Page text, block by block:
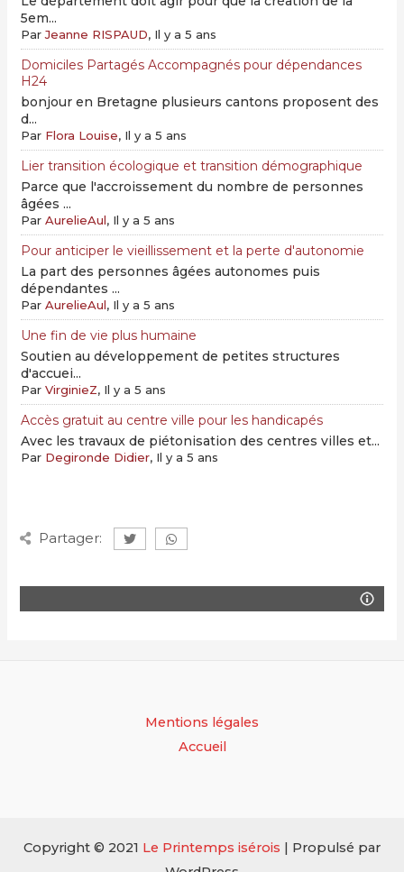
5em...
ParJeanne RISPAUD, Il y a 5 ans
Domiciles Partagés Accompagnés pour dépendances
H24
bonjour en Bretagne plusieurs cantons proposent des
d...
Par Flora Louise, Il y a 5 ans
Lier transition écologique et transition démographique
Parce que l'accroissement du nombre de personnes
âgées ...
ParAurelieAul, Il y a 5 ans
Pour anticiper le vieillissement et la perte d'autonomie
La part des personnes âgées autonomes puis
dépendantes ...
ParAurelieAul, Il y a 5 ans
Une fin de vie plus humaine
Soutien au développement de petites structures
d'accuei...
ParVirginieZ, Il y a 5 ans
Accès gratuit au centre ville pour les handicapés
Avec les travaux de piétonisation des centres villes et...
Par Degironde Didier, Il y a 5 ans
Partager:
Mentions légales
Accueil
Copyright © 2021 Le Printemps isérois | Propulsé par